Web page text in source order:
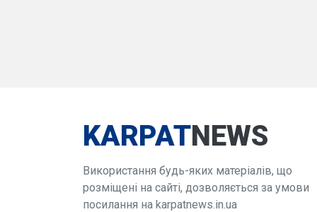
KARPATNEWS
Використання будь-яких матеріалів, що
розміщені на сайті, дозволяється за умови
посилання на karpatnews.in.ua